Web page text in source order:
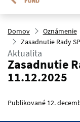
Domov
Oznámenie
Zasadnutie Rady
Aktualita
Zasadnutie
11.12.2025
Publikované 12.